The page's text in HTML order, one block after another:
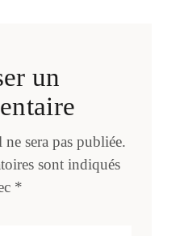
un
ne sera pas publiée.
sont indiqués
*